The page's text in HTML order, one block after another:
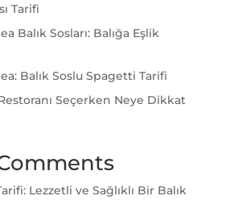
Tarifi
Balık Sosları: Balığa Eşlik
Balık Soslu Spagetti Tarifi
Seçerken Neye Dikkat
Lezzetli ve Sağlıklı Bir Balık